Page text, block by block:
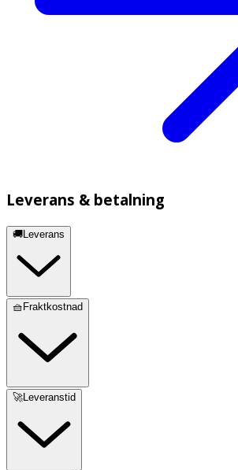
Leverans & betalning
🚚Leverans
🧺Fraktkostnad
🚀Leveranstid